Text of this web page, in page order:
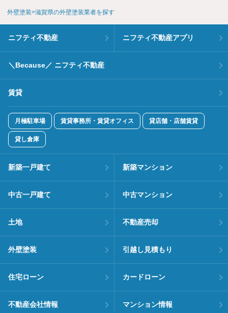
外壁塗装 滋賀県の外壁塗装業者を探す
ニフティ不動産 ニフティ不動産アプリ
＼Because／ ニフティ不動産
賃貸
月極駐車場 賃貸事務所・賃貸オフィス 貸店舗・店舗賃貸
貸し倉庫
新築一戸建て 新築マンション
中古一戸建て 中古マンション
土地 不動産売却
外壁塗装 引越し見積もり
住宅ローン カードローン
不動産会社情報 マンション情報